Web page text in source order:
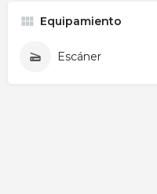
Equipamiento
Escáner